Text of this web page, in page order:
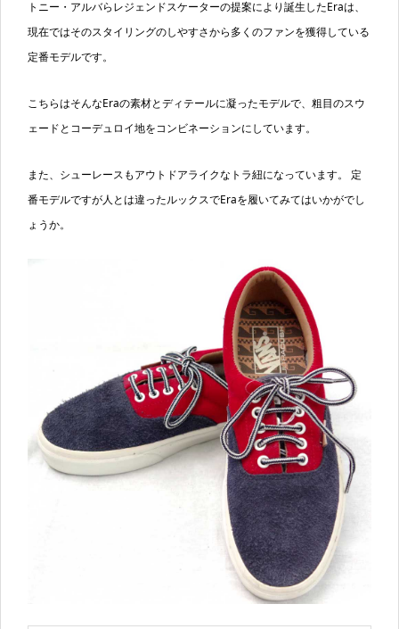
トニー・アルバらレジェンドスケーターの提案により誕生したEraは、
現在ではそのスタイリングのしやすさから多くのファンを獲得している
定番モデルです。
こちらはそんなEraの素材とディテールに凝ったモデルで、粗目のスウ
ェードとコーデュロイ地をコンビネーションにしています。
また、シューレースもアウトドアライクなトラ紐になっています。 定
番モデルですが人とは違ったルックスでEraを履いてみてはいかがでし
ょうか。